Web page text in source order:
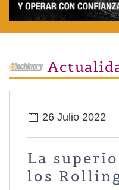
26 Julio 2022
La
los